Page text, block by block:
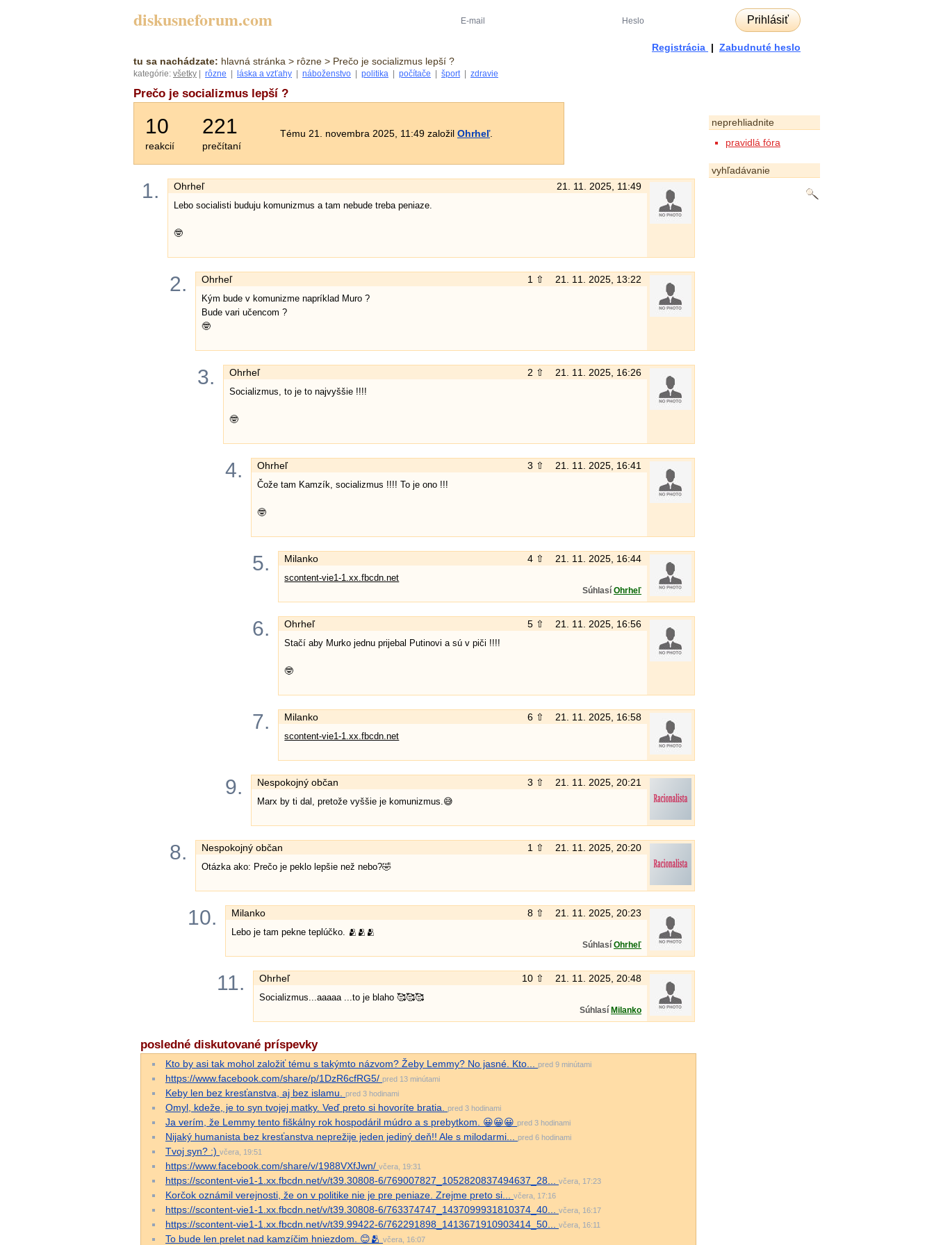
diskusneforum.com Prihlásiť
Registrácia | Zabudnuté heslo
tu sa nachádzate: hlavná stránka > rôzne > Prečo je socializmus lepší ?
kategórie: všetky rôzne láska a vzťahy náboženstvo politika počítače šport| zdravie
neprehliadnite
pravidlá fóra
vyhľadávanie
Prečo je socializmus lepší ?
10
reakcií
221
prečítaní
Tému 21. novembra 2025, 11:49 založil Ohrheľ.
1. Ohrheľ 21. 11. 2025, 11:49
Lebo socialisti buduju komunizmus a tam nebude treba peniaze.
🤓
2. Ohrheľ 1 ⇧ 21. 11. 2025, 13:22
Kým bude v komunizme napríklad Muro ?
Bude vari učencom ?
🤓
3. Ohrheľ 2 ⇧ 21. 11. 2025, 16:26
Socializmus, to je to najvyššie !!!!
🤓
4. Ohrheľ 3 ⇧ 21. 11. 2025, 16:41
Čože tam Kamzík, socializmus !!!! To je ono !!!
🤓
5. Milanko 4 ⇧ 21. 11. 2025, 16:44
scontent-vie1-1.xx.fbcdn.net
Súhlasí Ohrheľ
6. Ohrheľ 5 ⇧ 21. 11. 2025, 16:56
Stačí aby Murko jednu prijebal Putinovi a sú v piči !!!!
🤓
7. Milanko 6 ⇧ 21. 11. 2025, 16:58
scontent-vie1-1.xx.fbcdn.net
9. Nespokojný občan 3 ⇧ 21. 11. 2025, 20:21
Marx by ti dal, pretože vyššie je komunizmus.😅
8. Nespokojný občan 1 ⇧ 21. 11. 2025, 20:20
Otázka ako: Prečo je peklo lepšie než nebo?🤣
10. Milanko 8 ⇧ 21. 11. 2025, 20:23
Lebo je tam pekne teplúčko. 🫂🫂🫂
Súhlasí Ohrheľ
11. Ohrheľ 10 ⇧ 21. 11. 2025, 20:48
Socializmus...aaaaa ...to je blaho 🥰🥰🥰
Súhlasí Milanko
posledné diskutované príspevky
Kto by asi tak mohol založiť tému s takýmto názvom? Žeby Lemmy? No jasné. Kto... pred 9 minútami
https://www.facebook.com/share/p/1DzR6cfRG5/ pred 13 minútami
Keby len bez kresťanstva, aj bez islamu. pred 3 hodinami
Omyl, kdeže, je to syn tvojej matky. Veď preto si hovoríte bratia. pred 3 hodinami
Ja verím, že Lemmy tento fiškálny rok hospodáril múdro a s prebytkom. 😀😀😀 pred 3 hodinami
Nijaký humanista bez kresťanstva neprežije jeden jediný deň!! Ale s milodarmi... pred 6 hodinami
Tvoj syn? :) včera, 19:51
https://www.facebook.com/share/v/1988VXfJwn/ včera, 19:31
https://scontent-vie1-1.xx.fbcdn.net/v/t39.30808-6/769007827_1052820837494637_28... včera, 17:23
Korčok oznámil verejnosti, že on v politike nie je pre peniaze. Zrejme preto si... včera, 17:16
https://scontent-vie1-1.xx.fbcdn.net/v/t39.30808-6/763374747_1437099931810374_40... včera, 16:17
https://scontent-vie1-1.xx.fbcdn.net/v/t39.99422-6/762291898_1413671910903414_50... včera, 16:11
To bude len prelet nad kamzíčim hniezdom. 😊🫂 včera, 16:07